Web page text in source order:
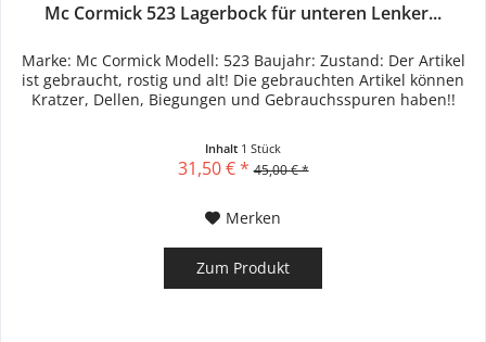
Mc Cormick 523 Lagerbock für unteren Lenker...
Marke: Mc Cormick Modell: 523 Baujahr: Zustand: Der Artikel
ist gebraucht, rostig und alt! Die gebrauchten Artikel können
Kratzer, Dellen, Biegungen und Gebrauchsspuren haben!!
Inhalt 1 Stück
31,50 € * 45,00 € *
Merken
Zum Produkt